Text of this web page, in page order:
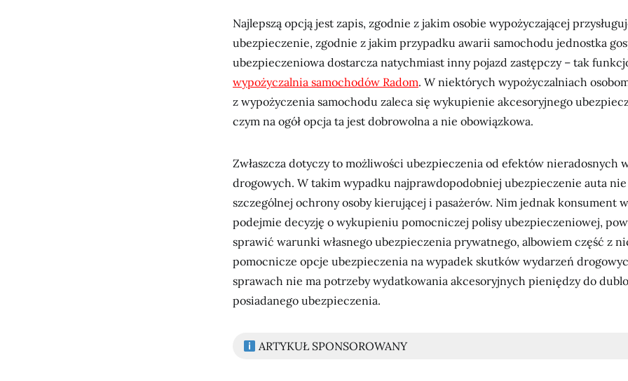
Najlepszą opcją jest zapis, zgodnie z jakim osobie wypożyczającej
ubezpieczenie, zgodnie z jakim przypadku awarii samochodu jednostka
ubezpieczeniowa dostarcza natychmiast inny pojazd zastępczy – tak
wypożyczalnia samochodów Radom. W niektórych wypożyczalniach
z wypożyczenia samochodu zaleca się wykupienie akcesoryjnego
czym na ogół opcja ta jest dobrowolna a nie obowiązkowa.
Zwłaszcza dotyczy to możliwości ubezpieczenia od efektów nieradosnych
drogowych. W takim wypadku najprawdopodobniej ubezpieczenie auta
szczególnej ochrony osoby kierującej i pasażerów. Nim jednak konsument
podejmie decyzję o wykupieniu pomocniczej polisy ubezpieczeniowej,
sprawić warunki własnego ubezpieczenia prywatnego, albowiem część z
pomocnicze opcje ubezpieczenia na wypadek skutków wydarzeń
sprawach nie ma potrzeby wydatkowania akcesoryjnych pieniędzy do
posiadanego ubezpieczenia.
ARTYKUŁ SPONSOROWANY